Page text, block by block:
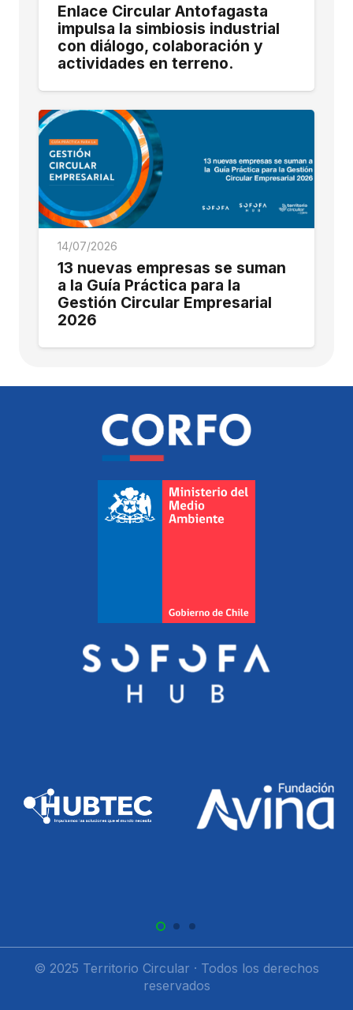
Enlace Circular Antofagasta
impulsa la simbiosis industrial
con diálogo, colaboración y
actividades en terreno.
14/07/2026
13 nuevas empresas se suman
a la Guía Práctica para la
Gestión Circular Empresarial
2026
© 2025 Territorio Circular · Todos los derechos
reservados